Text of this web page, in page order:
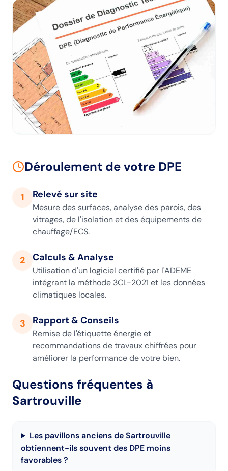
Déroulement de votre DPE
1 Relevé sur site
Mesure des surfaces, analyse des parois, des
vitrages, de l'isolation et des équipements de
chauffage/ECS.
2 Calculs & Analyse
Utilisation d'un logiciel certifié par l'ADEME
intégrant la méthode 3CL-2021 et les données
climatiques locales.
3 Rapport & Conseils
Remise de l'étiquette énergie et
recommandations de travaux chiffrées pour
améliorer la performance de votre bien.
Questions fréquentes à
Sartrouville
Les pavillons anciens de Sartrouville
obtiennent-ils souvent des DPE moins
favorables ?